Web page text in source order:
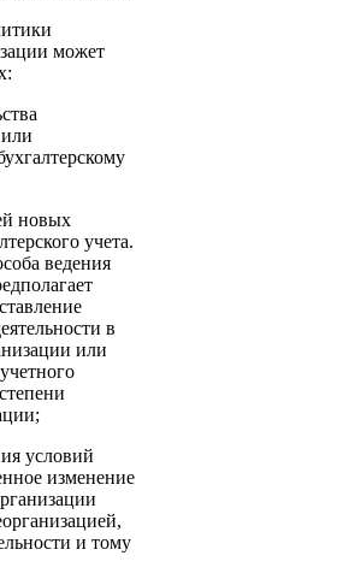
может
новых
учета.
ведения
в
или
условий
изменение
и тому